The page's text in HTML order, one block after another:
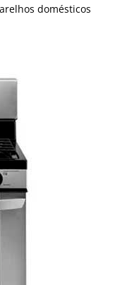
domésticos